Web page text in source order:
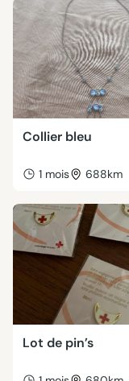
Collier bleu
1 mois 688km
Lot de pin’s